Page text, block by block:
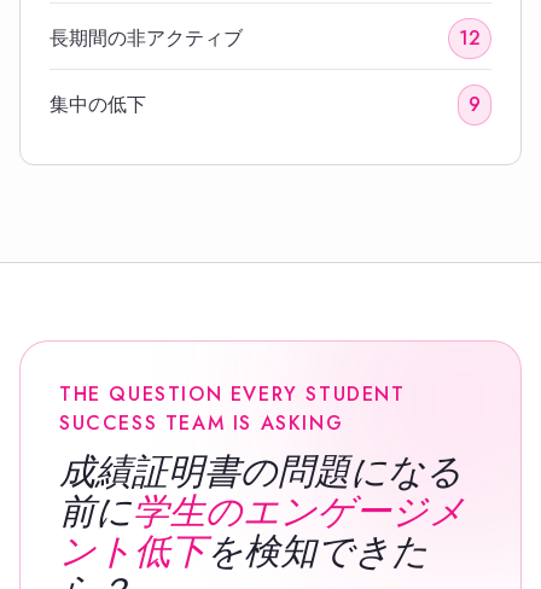
長期間の非アクティブ 12
集中の低下 9
THE QUESTION EVERY STUDENT
SUCCESS TEAM IS ASKING
成績証明書の問題になる
前に学生のエンゲージメ
ント低下を検知できた